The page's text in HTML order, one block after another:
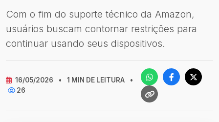
Com o fim do suporte técnico da Amazon,
usuários buscam contornar restrições para
continuar usando seus dispositivos.
16/05/2026 • 1 MIN DE LEITURA
•
26